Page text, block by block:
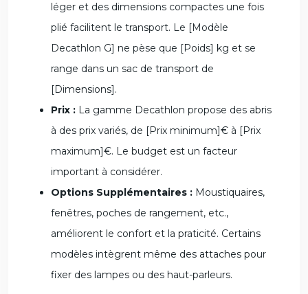
léger et des dimensions compactes une fois
plié facilitent le transport. Le [Modèle
Decathlon G] ne pèse que [Poids] kg et se
range dans un sac de transport de
[Dimensions].
Prix : La gamme Decathlon propose des abris
à des prix variés, de [Prix minimum]€ à [Prix
maximum]€. Le budget est un facteur
important à considérer.
Options Supplémentaires : Moustiquaires,
fenêtres, poches de rangement, etc.,
améliorent le confort et la praticité. Certains
modèles intègrent même des attaches pour
fixer des lampes ou des haut-parleurs.